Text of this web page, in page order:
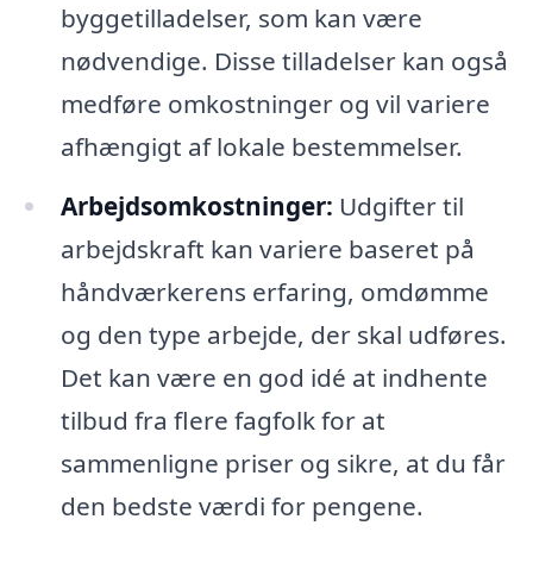
byggetilladelser, som kan være
nødvendige. Disse tilladelser kan også
medføre omkostninger og vil variere
afhængigt af lokale bestemmelser.
Arbejdsomkostninger: Udgifter til
arbejdskraft kan variere baseret på
håndværkerens erfaring, omdømme
og den type arbejde, der skal udføres.
Det kan være en god idé at indhente
tilbud fra flere fagfolk for at
sammenligne priser og sikre, at du får
den bedste værdi for pengene.